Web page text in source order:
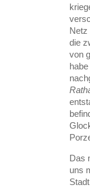
Netz
die
von
Das
uns